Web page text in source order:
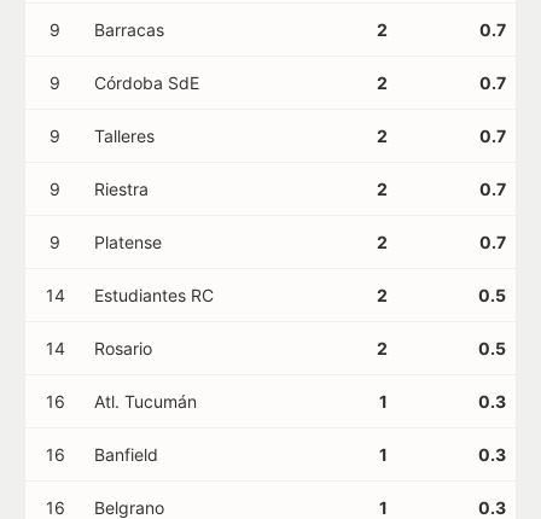
9 Barracas 2 0.7
9 Córdoba SdE 2 0.7
9 Talleres 2 0.7
9 Riestra 2 0.7
9 Platense 2 0.7
14 Estudiantes RC 2 0.5
14 Rosario 2 0.5
16 Atl. Tucumán 1 0.3
16 Banfield 1 0.3
16 Belgrano 1 0.3